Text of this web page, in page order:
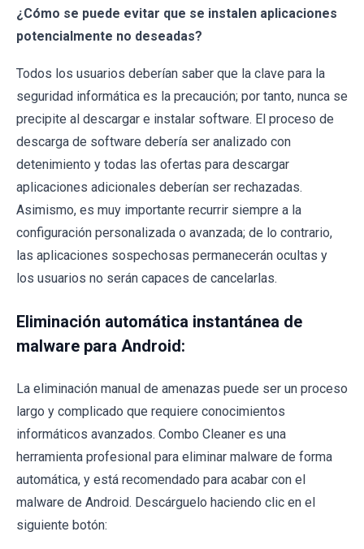
¿Cómo se puede evitar que se instalen aplicaciones
potencialmente no deseadas?
Todos los usuarios deberían saber que la clave para la
seguridad informática es la precaución; por tanto, nunca se
precipite al descargar e instalar software. El proceso de
descarga de software debería ser analizado con
detenimiento y todas las ofertas para descargar
aplicaciones adicionales deberían ser rechazadas.
Asimismo, es muy importante recurrir siempre a la
configuración personalizada o avanzada; de lo contrario,
las aplicaciones sospechosas permanecerán ocultas y
los usuarios no serán capaces de cancelarlas.
Eliminación automática instantánea de
malware para Android:
La eliminación manual de amenazas puede ser un proceso
largo y complicado que requiere conocimientos
informáticos avanzados. Combo Cleaner es una
herramienta profesional para eliminar malware de forma
automática, y está recomendado para acabar con el
malware de Android. Descárguelo haciendo clic en el
siguiente botón: